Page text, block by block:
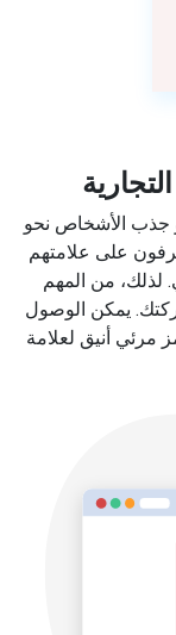
جذب الأشخاص نحو
على علامتهم
لذلك، من المهم
يمكن الوصول
مرئي أنيق لعلامة